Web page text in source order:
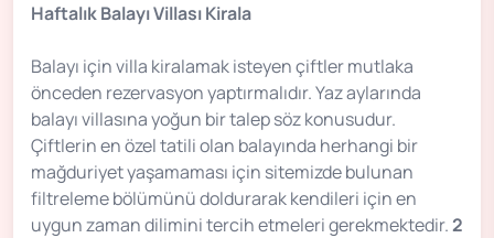
Haftalık Balayı Villası Kirala
Balayı için villa kiralamak isteyen çiftler mutlaka
önceden rezervasyon yaptırmalıdır. Yaz aylarında
balayı villasına yoğun bir talep söz konusudur.
Çiftlerin en özel tatili olan balayında herhangi bir
mağduriyet yaşamaması için sitemizde bulunan
filtreleme bölümünü doldurarak kendileri için en
uygun zaman dilimini tercih etmeleri gerekmektedir.2